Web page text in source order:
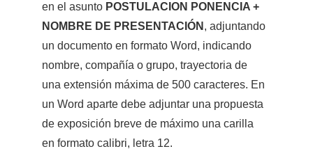
en el asunto POSTULACION PONENCIA +
NOMBRE DE PRESENTACIÓN , adjuntando
un documento en formato Word, indicando
nombre, compañía o grupo, trayectoria de
una extensión máxima de 500 caracteres. En
un Word aparte debe adjuntar una propuesta
de exposición breve de máximo una carilla
en formato calibri, letra 12.